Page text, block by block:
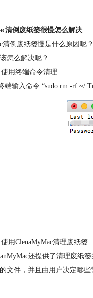
清倒废纸篓很慢怎么解决
倒废纸篓慢是什么原因呢？
怎么解决呢？
用终端命令清理
输入命令 “sudo rm -rf ~/
ClenaMyMac清理废纸篓
还提供了清理废纸篓
文件，并且由用户决定哪